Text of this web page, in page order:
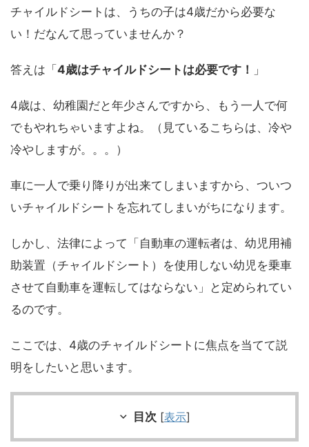
チャイルドシートは、うちの子は4歳だから必要な
い！だなんて思っていませんか？
答えは「4歳はチャイルドシートは必要です！ 」
4歳は、幼稚園だと年少さんですから、もう一人で何
でもやれちゃいますよね。（見ているこちらは、冷や
冷やしますが。。。）
車に一人で乗り降りが出来てしまいますから、ついつ
いチャイルドシートを忘れてしまいがちになります。
しかし、法律によって「自動車の運転者は、幼児用補
助装置（チャイルドシート）を使用しない幼児を乗車
させて自動車を運転してはならない」と定められてい
るのです。
ここでは、4歳のチャイルドシートに焦点を当てて説
明をしたいと思います。
目次 [表示]